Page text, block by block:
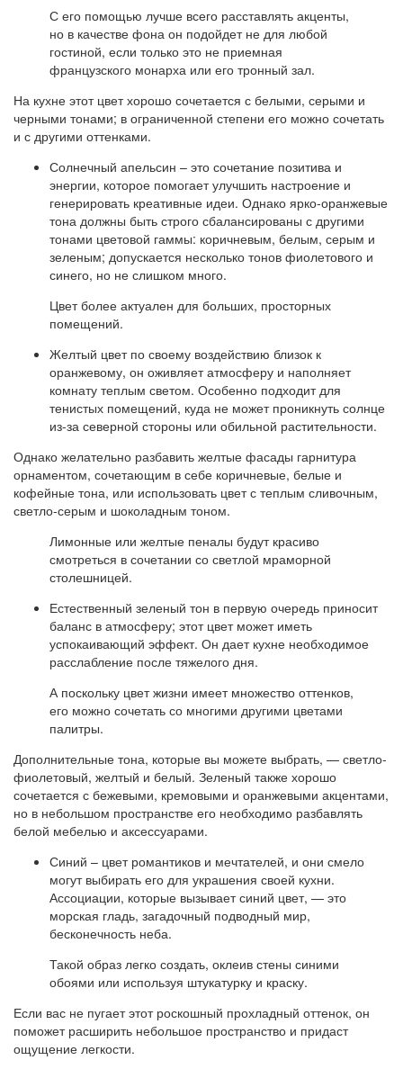
С его помощью лучше всего расставлять акценты,
но в качестве фона он подойдет не для любой
гостиной, если только это не приемная
французского монарха или его тронный зал.
На кухне этот цвет хорошо сочетается с белыми, серыми и
черными тонами; в ограниченной степени его можно сочетать
и с другими оттенками.
Солнечный апельсин – это сочетание позитива и
энергии, которое помогает улучшить настроение и
генерировать креативные идеи. Однако ярко-оранжевые
тона должны быть строго сбалансированы с другими
тонами цветовой гаммы: коричневым, белым, серым и
зеленым; допускается несколько тонов фиолетового и
синего, но не слишком много.
Цвет более актуален для больших, просторных
помещений.
Желтый цвет по своему воздействию близок к
оранжевому, он оживляет атмосферу и наполняет
комнату теплым светом. Особенно подходит для
тенистых помещений, куда не может проникнуть солнце
из-за северной стороны или обильной растительности.
Однако желательно разбавить желтые фасады гарнитура
орнаментом, сочетающим в себе коричневые, белые и
кофейные тона, или использовать цвет с теплым сливочным,
светло-серым и шоколадным тоном.
Лимонные или желтые пеналы будут красиво
смотреться в сочетании со светлой мраморной
столешницей.
Естественный зеленый тон в первую очередь приносит
баланс в атмосферу; этот цвет может иметь
успокаивающий эффект. Он дает кухне необходимое
расслабление после тяжелого дня.
А поскольку цвет жизни имеет множество оттенков,
его можно сочетать со многими другими цветами
палитры.
Дополнительные тона, которые вы можете выбрать, — светло-
фиолетовый, желтый и белый. Зеленый также хорошо
сочетается с бежевыми, кремовыми и оранжевыми акцентами,
но в небольшом пространстве его необходимо разбавлять
белой мебелью и аксессуарами.
Синий – цвет романтиков и мечтателей, и они смело
могут выбирать его для украшения своей кухни.
Ассоциации, которые вызывает синий цвет, — это
морская гладь, загадочный подводный мир,
бесконечность неба.
Такой образ легко создать, оклеив стены синими
обоями или используя штукатурку и краску.
Если вас не пугает этот роскошный прохладный оттенок, он
поможет расширить небольшое пространство и придаст
ощущение легкости.